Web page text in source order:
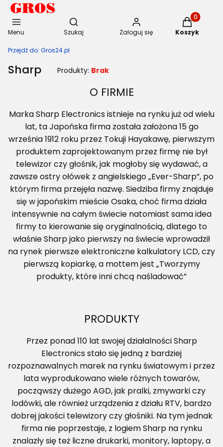
Menu
Otwórz wyszukiwarkę
Szukaj Zaloguj się
Produkty
Koszyk
Przejdź do: Gros24.pl
Sharp Produkty: Brak
O FIRMIE
Marka Sharp Electronics istnieje na rynku już od wielu
lat, ta Japońska firma została założona 15 go
września 1912 roku przez Tokuji Hayakawę, pierwszym
produktem zaprojektowanym przez firmę nie był
telewizor czy głośnik, jak mogłoby się wydawać, a
zawsze ostry ołówek z angielskiego „Ever-Sharp”, po
którym firma przejęła nazwę. Siedziba firmy znajduje
się w japońskim mieście Osaka, choć firma działa
intensywnie na całym świecie natomiast sama idea
firmy to kierowanie się oryginalnością, dlatego to
właśnie Sharp jako pierwszy na świecie wprowadził
na rynek pierwsze elektroniczne kalkulatory LCD, czy
pierwszą kopiarkę, a mottem jest „Tworzymy
produkty, które inni chcą naśladować”
PRODUKTY
Przez ponad 110 lat swojej działalności Sharp
Electronics stało się jedną z bardziej
rozpoznawalnych marek na rynku światowym i przez
lata wyprodukowano wiele różnych towarów,
począwszy dużego AGD, jak pralki, zmywarki czy
lodówki, ale również urządzenia z działu RTV, bardzo
dobrej jakości telewizory czy głośniki. Na tym jednak
firma nie poprzestaje, z logiem Sharp na rynku
znalazły się też liczne drukarki, monitory, laptopy, a